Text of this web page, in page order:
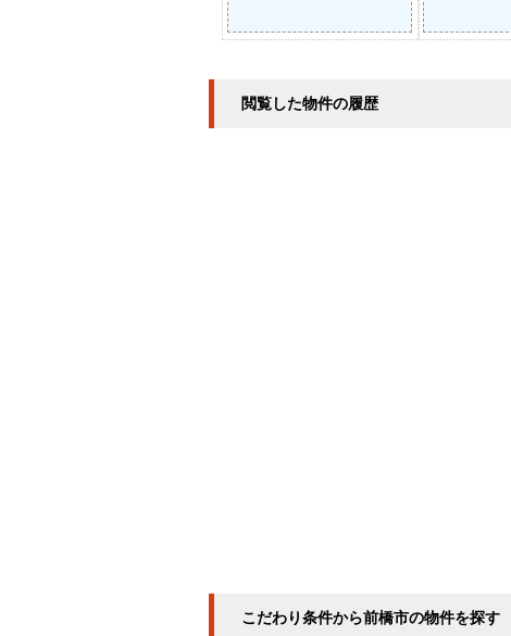
閲覧した物件の履歴
こだわり条件から前橋市の物件を探す